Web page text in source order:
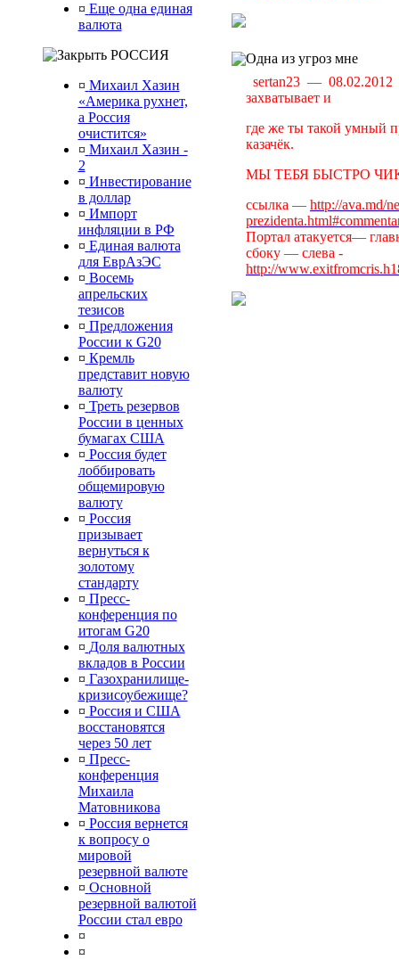
¤ Еще одна единая
валюта
РОССИЯ
¤ Михаил Хазин
«Америка рухнет,
а Россия
очистится»
¤ Михаил Хазин -
2
¤ Инвестирование
в доллар
¤ Импорт
инфляции в РФ
¤ Единая валюта
для ЕврАзЭС
¤ Восемь
апрельских
тезисов
¤ Предложения
России к G20
¤ Кремль
представит новую
валюту
¤ Треть резервов
России в ценных
бумагах США
¤ Россия будет
лоббировать
общемировую
валюту
¤ Россия
призывает
вернуться к
золотому
стандарту
¤ Пресс-
конференция по
итогам G20
¤ Доля валютных
вкладов в России
¤ Газохранилище-
кризисоубежище?
¤ Россия и США
восстановятся
через 50 лет
¤ Пресс-
конференция
Михаила
Матовникова
¤ Россия вернется
к вопросу о
мировой
резервной валюте
¤ Основной
резервной валютой
России стал евро
¤
¤
Одна из угроз мне
sertan23 —
захватывает и
где же ты такой умный
казачёк.
МЫ ТЕБЯ БЫСТРО
ссылка — http://ava.md/
Портал атакуется—
сбоку — слева -
http://